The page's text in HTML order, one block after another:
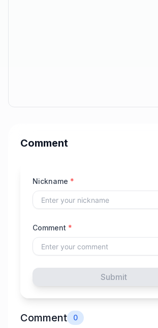
Comment
Nickname *
Comment *
Submit
Comment 0